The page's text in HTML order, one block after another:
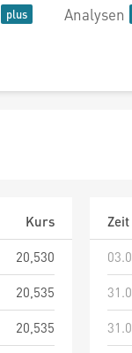
Analysen
Kurs
20,530
20,535
20,535
Zeit